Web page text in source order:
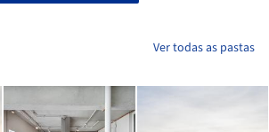
Ver todas as pastas